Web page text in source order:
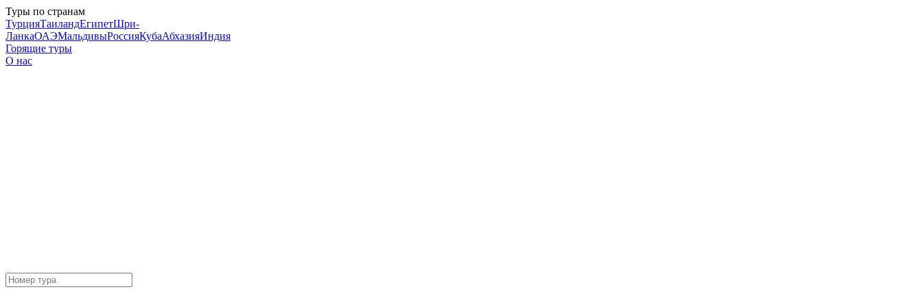
Туры по странам
ТурцияТаиландЕгипетШри-
ЛанкаОАЭМальдивыРоссияКубаАбхазияИндия
Горящие туры
О нас